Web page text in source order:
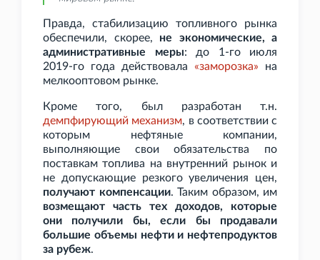
Правда, стабилизацию топливного рынка
обеспечили, скорее, не экономические, а
административные меры: до 1-го июля
2019-го года действовала «заморозка» на
мелкооптовом рынке.
Кроме того, был разработан т.н.
демпфирующий механизм, в соответствии с
которым нефтяные компании,
выполняющие свои обязательства по
поставкам топлива на внутренний рынок и
не допускающие резкого увеличения цен,
получают компенсации. Таким образом, им
возмещают часть тех доходов, которые
они получили бы, если бы продавали
большие объемы нефти и нефтепродуктов
за рубеж.